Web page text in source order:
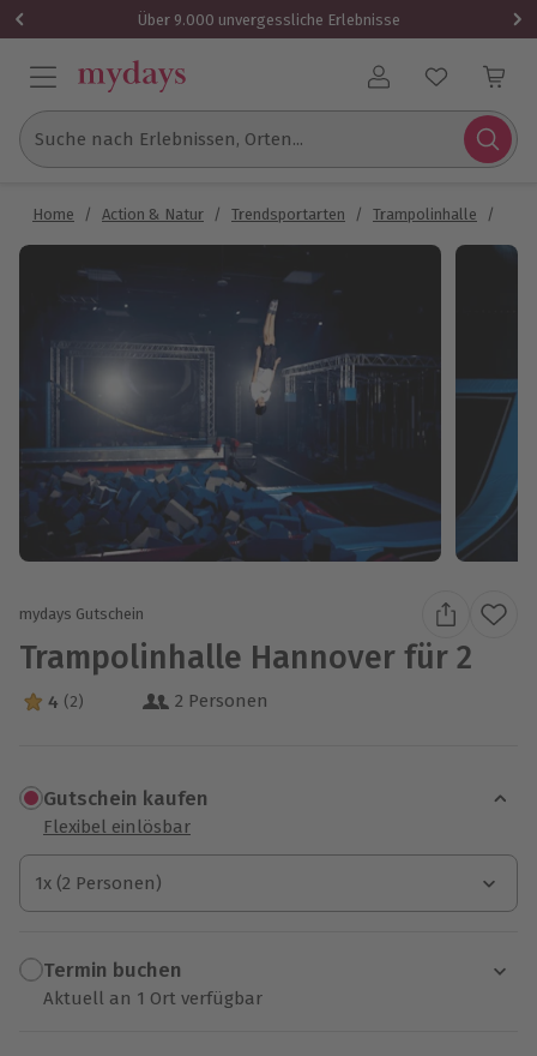
Über 9.000 unvergessliche Erlebnisse
Benutzerkonto
Suche nach Erlebnissen, Orten...
Home / Action & Natur / Trendsportarten / Trampolinhalle /
mydays Gutschein
Trampolinhalle Hannover für 2
4 Sterne von 5 aus 2 Bewertungen
4 (2) 2 Personen
Gutschein kaufen
Flexibel einlösbar
1x (2 Personen)
1x (2 Personen)
1x (2 Personen)
Termin buchen
Aktuell an 1 Ort verfügbar